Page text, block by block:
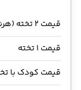
قیمت 2 تخته (هرنفر)
قیمت 1 تخته
قیمت کودک با